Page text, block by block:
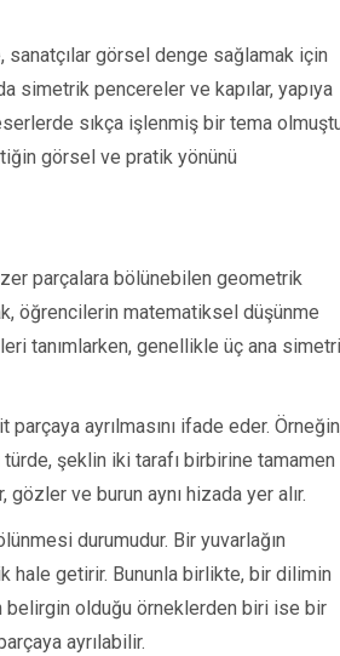
sanatçılar görsel denge sağlamak için
simetrik pencereler ve kapılar, yapıya
sıkça işlenmiş bir tema
görsel ve pratik yönünü
parçalara bölünebilen geometrik
öğrencilerin matematiksel düşünme
tanımlarken, genellikle üç ana simetri
ayrılmasını ifade eder.
şeklin iki tarafı birbirine tamamen
ve burun aynı hizada yer alır.
durumudur. Bir yuvarlağın
hale getirir. Bununla birlikte, bir dilimin
belirgin olduğu örneklerden biri ise bir
ayrılabilir.